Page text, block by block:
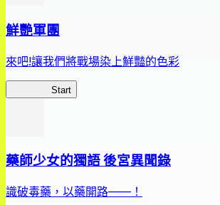
鮮艷軍團
來吧!讓我們將戰場染上鮮豔的色彩
Start
藥師少女的獨語 後宮異聞錄
識破毒藥，以藥開路——！